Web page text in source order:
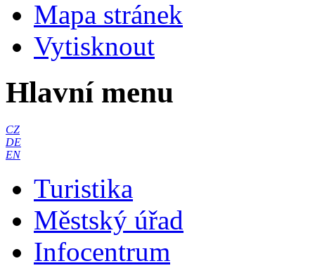
Mapa stránek
Vytisknout
Hlavní menu
CZ
DE
EN
Turistika
Městský úřad
Infocentrum